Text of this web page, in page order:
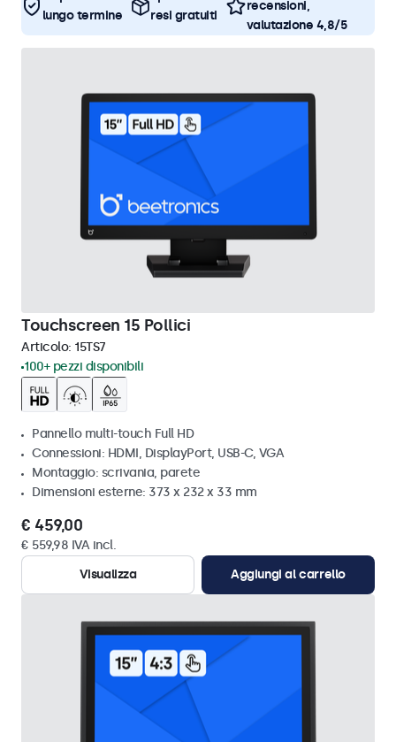
lungo termine
resi gratuiti
recensioni,
valutazione 4,8/5
Touchscreen 15 Pollici
Articolo: 15TS7
100+ pezzi disponibili
Pannello multi-touch Full HD
Connessioni: HDMI, DisplayPort, USB-C, VGA
Montaggio: scrivania, parete
Dimensioni esterne: 373 x 232 x 33 mm
€ 459,00
€ 559,98 IVA incl.
Visualizza
Aggiungi al carrello